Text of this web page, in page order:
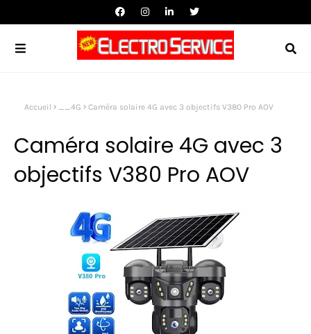
Accueil __4G Caméra solaire 4G avec 3 objectifs V380 Pro AOV
Caméra solaire 4G avec 3
objectifs V380 Pro AOV